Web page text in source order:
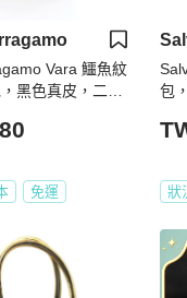
Vara 鱷魚紋
黑色真皮，二手
免運
包
狀